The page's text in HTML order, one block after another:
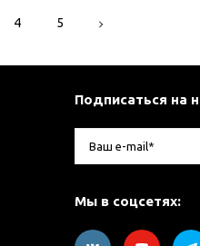
4 5
Подписаться на
Мы в соцсетях: